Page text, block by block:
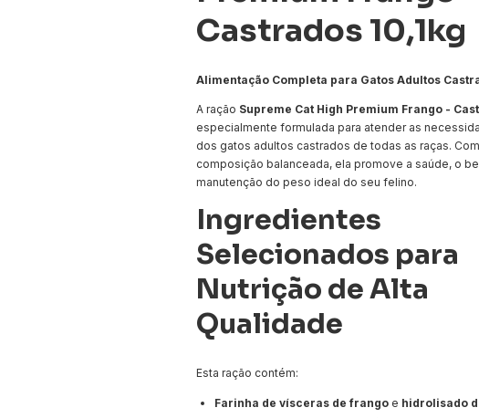
Castrados 10,1kg
Alimentação Completa para Gatos Adultos
A ração Supreme Cat High Premium Frango -
especialmente formulada para atender as
dos gatos adultos castrados de todas as raças.
composição balanceada, ela promove a saúde, o
manutenção do peso ideal do seu felino.
Ingredientes
Selecionados para
Nutrição de Alta
Qualidade
Esta ração contém:
Farinha de vísceras de frango e hidrolisado